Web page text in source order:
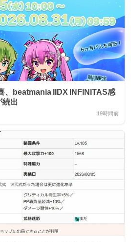
、beatmania IIDX INFINITAS感
続出
19時間前